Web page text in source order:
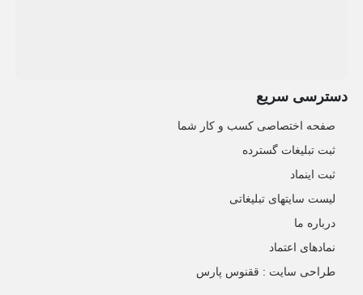
دسترسی سریع
صفحه اختصاصی کسب و کار شما
ثبت تبلیغات گسترده
ثبت اینماد
لیست سایتهای تبلیغاتی
درباره ما
نمادهای اعتماد
طراحی سایت : ققنوس پارس